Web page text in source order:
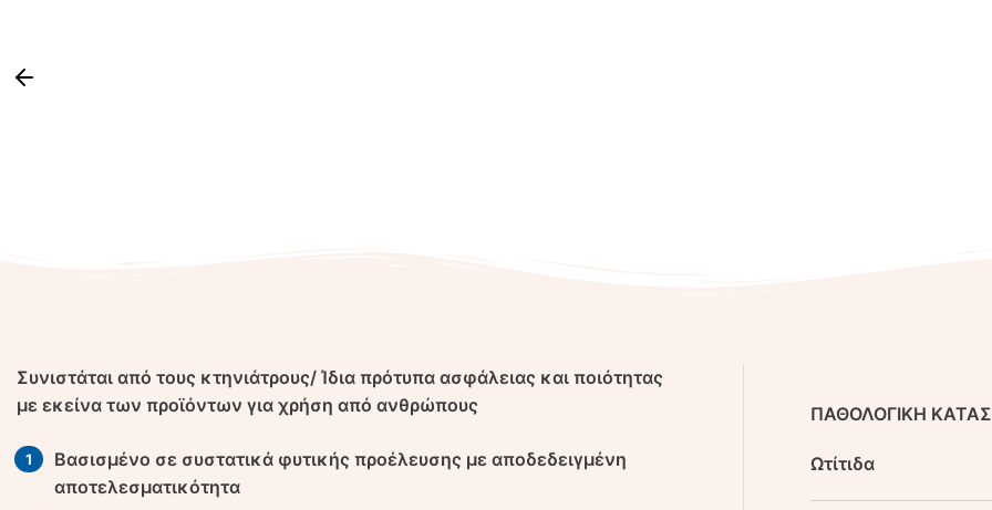
Συνιστάται από τους κτηνιάτρους/ Ίδια πρότυπα ασφάλειας και ποιότητας
με εκείνα των προϊόντων για χρήση από ανθρώπους
Βασισμένο σε συστατικά φυτικής προέλευσης με αποδεδειγμένη
αποτελεσματικότητα
ΠΑΘΟΛΟΓΙΚΗ
Ωτίτιδα